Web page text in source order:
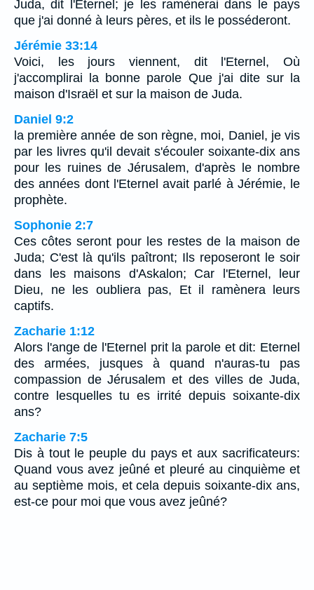
Juda, dit l'Eternel; je les ramènerai dans le pays
que j'ai donné à leurs pères, et ils le posséderont.
Jérémie 33:14
Voici, les jours viennent, dit l'Eternel, Où
j'accomplirai la bonne parole Que j'ai dite sur la
maison d'Israël et sur la maison de Juda.
Daniel 9:2
la première année de son règne, moi, Daniel, je vis
par les livres qu'il devait s'écouler soixante-dix ans
pour les ruines de Jérusalem, d'après le nombre
des années dont l'Eternel avait parlé à Jérémie, le
prophète.
Sophonie 2:7
Ces côtes seront pour les restes de la maison de
Juda; C'est là qu'ils paîtront; Ils reposeront le soir
dans les maisons d'Askalon; Car l'Eternel, leur
Dieu, ne les oubliera pas, Et il ramènera leurs
captifs.
Zacharie 1:12
Alors l'ange de l'Eternel prit la parole et dit: Eternel
des armées, jusques à quand n'auras-tu pas
compassion de Jérusalem et des villes de Juda,
contre lesquelles tu es irrité depuis soixante-dix
ans?
Zacharie 7:5
Dis à tout le peuple du pays et aux sacrificateurs:
Quand vous avez jeûné et pleuré au cinquième et
au septième mois, et cela depuis soixante-dix ans,
est-ce pour moi que vous avez jeûné?